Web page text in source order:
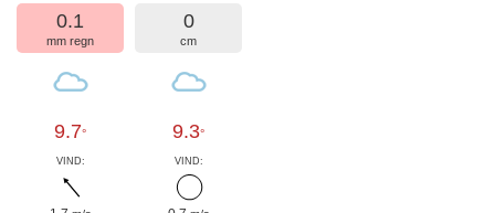
0.1
mm regn
9.7°
VIND:
0
cm
9.3°
VIND: